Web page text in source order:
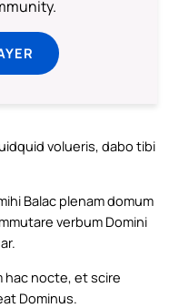
volueris, dabo tibi
Balac plenam domum
verbum Domini
hac nocte, et scire
Dominus.